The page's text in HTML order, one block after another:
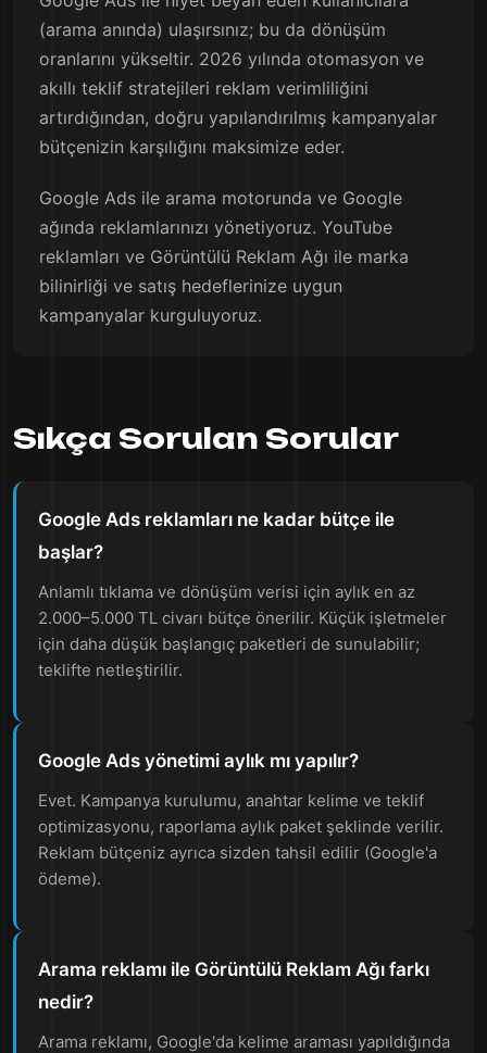
(arama anında) ulaşırsınız; bu da dönüşüm
oranlarını yükseltir. 2026 yılında otomasyon ve
akıllı teklif stratejileri reklam verimliliğini
artırdığından, doğru yapılandırılmış kampanyalar
bütçenizin karşılığını maksimize eder.
Google Ads ile arama motorunda ve Google
ağında reklamlarınızı yönetiyoruz. YouTube
reklamları ve Görüntülü Reklam Ağı ile marka
bilinirliği ve satış hedeflerinize uygun
kampanyalar kurguluyoruz.
Sıkça Sorulan Sorular
Google Ads reklamları ne kadar bütçe ile
başlar?
Anlamlı tıklama ve dönüşüm verisi için aylık en az
2.000–5.000 TL civarı bütçe önerilir. Küçük işletmeler
için daha düşük başlangıç paketleri de sunulabilir;
teklifte netleştirilir.
Google Ads yönetimi aylık mı yapılır?
Evet. Kampanya kurulumu, anahtar kelime ve teklif
optimizasyonu, raporlama aylık paket şeklinde verilir.
Reklam bütçeniz ayrıca sizden tahsil edilir (Google'a
ödeme).
Arama reklamı ile Görüntülü Reklam Ağı farkı
nedir?
Arama reklamı, Google'da kelime araması yapıldığında